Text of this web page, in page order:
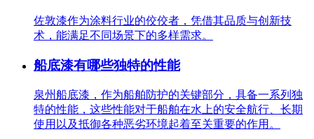
佐敦漆作为涂料行业的佼佼者，凭借其品质与创新技
术，能满足不同场景下的多样需求。
船底漆有哪些独特的性能
泉州船底漆，作为船舶防护的关键部分，具备一系列独
特的性能，这些性能对于船舶在水上的安全航行、长期
使用以及抵御各种恶劣环境起着至关重要的作用。